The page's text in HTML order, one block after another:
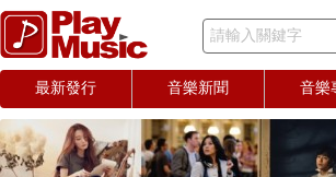
請輸入關鍵字
最新發行 音樂新聞 音樂